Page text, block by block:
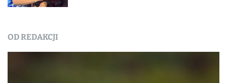
OD REDAKCJI